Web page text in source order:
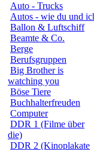
Auto - Trucks
Autos - wie du und
Ballon & Luftschiff
Beamte & Co.
Berge
Berufsgruppen
Big Brother is
watching you
Böse Tiere
Buchhalterfreuden
Computer
DDR 1 (Filme über
die)
DDR 2 (Kinoplakate